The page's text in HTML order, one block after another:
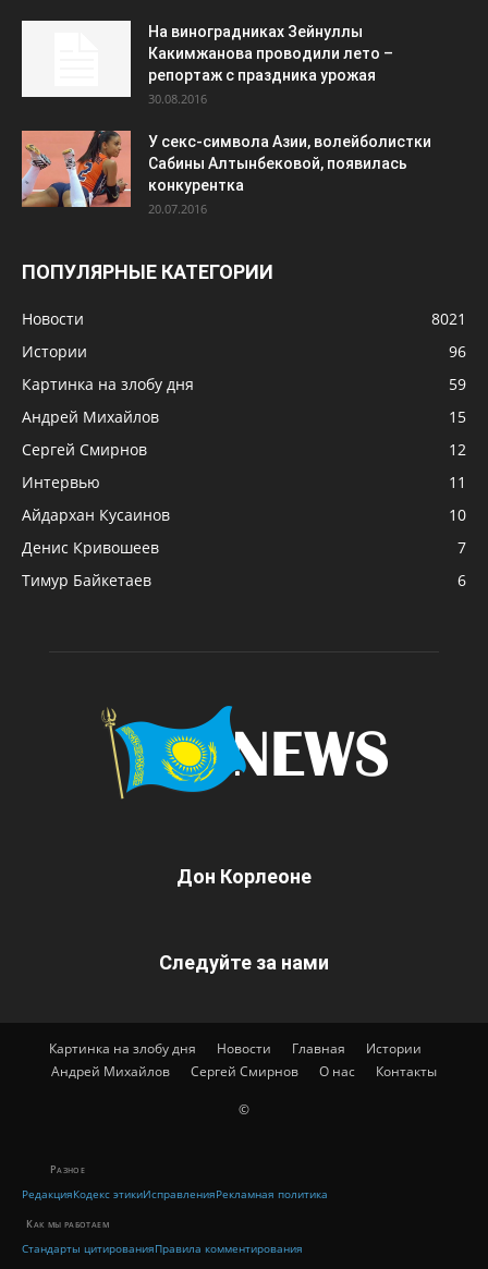
На виноградниках Зейнуллы
Какимжанова проводили лето –
репортаж с праздника урожая
30.08.2016
У секс-символа Азии, волейболистки
Сабины Алтынбековой, появилась
конкурентка
20.07.2016
ПОПУЛЯРНЫЕ КАТЕГОРИИ
Новости
8021
Истории
96
Картинка на злобу дня
59
Андрей Михайлов
15
Сергей Смирнов
12
Интервью
11
Айдархан Кусаинов
10
Денис Кривошеев
7
Тимур Байкетаев
6
Дон Корлеоне
Следуйте за нами
Картинка на злобу дня Новости Главная
Истории
Андрей Михайлов
Сергей Смирнов О нас Контакты
©
Разное
РедакцияКодекс этикиИсправленияРекламная политика
Как мы работаем
Стандарты цитированияПравила комментирования